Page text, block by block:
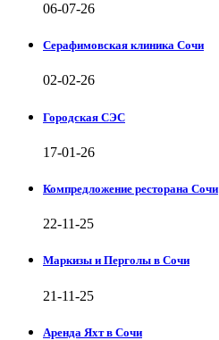
06-07-26
Серафимовская клиника Сочи
02-02-26
Городская СЭС
17-01-26
Компредложение ресторана Сочи
22-11-25
Маркизы и Перголы в Сочи
21-11-25
Аренда Яхт в Сочи